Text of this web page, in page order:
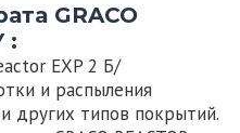
GRACO
:
EXP 2 Б/
и распыления
других типов покрытий.